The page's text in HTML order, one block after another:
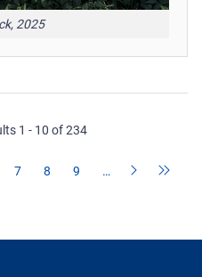
2025
1 - 10 of 234
7 8 9 …